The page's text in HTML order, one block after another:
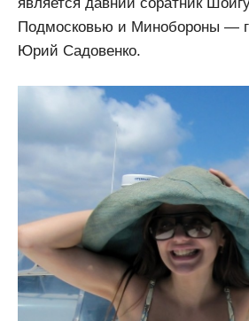
является давний соратник
Подмосковью и Минобороны —
Юрий Садовенко.